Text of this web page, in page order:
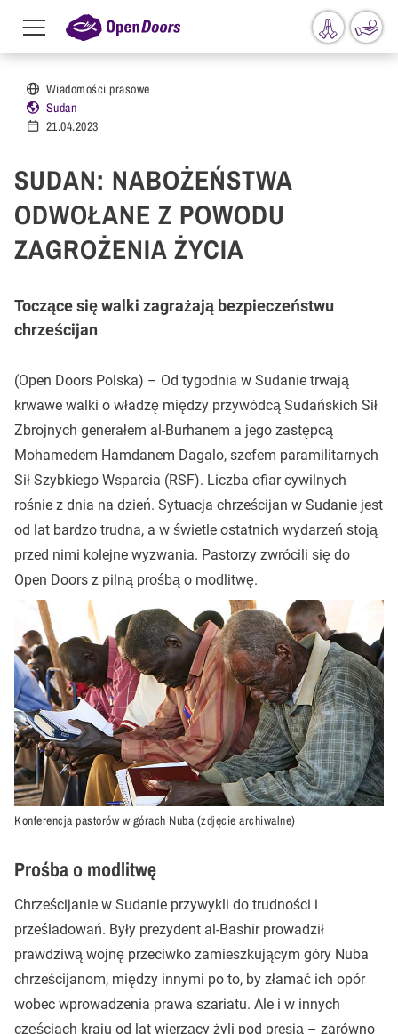
Przejdź do treści
Menu
toggle
Wiadomości prasowe
Sudan
21.04.2023
SUDAN: NABOŻEŃSTWA
ODWOŁANE Z POWODU
ZAGROŻENIA ŻYCIA
Toczące się walki zagrażają bezpieczeństwu
chrześcijan
(Open Doors Polska) – Od tygodnia w Sudanie trwają
krwawe walki o władzę między przywódcą Sudańskich Sił
Zbrojnych generałem al-Burhanem a jego zastępcą
Mohamedem Hamdanem Dagalo, szefem paramilitarnych
Sił Szybkiego Wsparcia (RSF). Liczba ofiar cywilnych
rośnie z dnia na dzień. Sytuacja chrześcijan w Sudanie jest
od lat bardzo trudna, a w świetle ostatnich wydarzeń stoją
przed nimi kolejne wyzwania. Pastorzy zwrócili się do
Open Doors z pilną prośbą o modlitwę.
Konferencja pastorów w górach Nuba (zdjęcie archiwalne)
Prośba o modlitwę
Chrześcijanie w Sudanie przywykli do trudności i
prześladowań. Były prezydent al-Bashir prowadził
prawdziwą wojnę przeciwko zamieszkującym góry Nuba
chrześcijanom, między innymi po to, by złamać ich opór
wobec wprowadzenia prawa szariatu. Ale i w innych
częściach kraju od lat wierzący żyli pod presją – zarówno